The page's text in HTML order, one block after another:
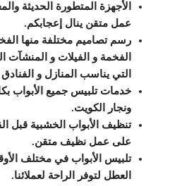
الأجهزة المتطورة الحديثة
عمل متقن ينال إعجابكم.
رسم تصاميم مختلفة منها
الفخمة و الفيلات و المنشآت
التي يناسب المنازل و
خدمات تلبيس جميع الأبواب
ونجار الكويت.
تنظيف الأبواب الخشبية قبل
على عمل نظيف متقن.
تلبيس الأبواب في مختلف
العطل لتوفر الراحة لعملائنا.